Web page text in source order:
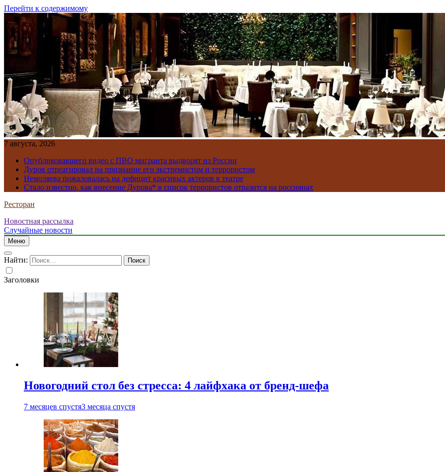
Перейти к содержимому
7 августа, 2026
Опубликовавшего видео с ПВО мигранта выдворят из России
Дуров отреагировал на признание его экстремистом и террористом
Немоляева пожаловалась на дефицит красивых актеров в театре
Стало известно, как внесение Дурова* в список террористов отразится на россиянах
Ресторан
Новостная рассылка
Случайные новости
Меню
Найти:
Заголовки
Новогодний стол без стресса: 4 лайфхака от бренд-шефа
7 месяцев спустя3 месяца спустя